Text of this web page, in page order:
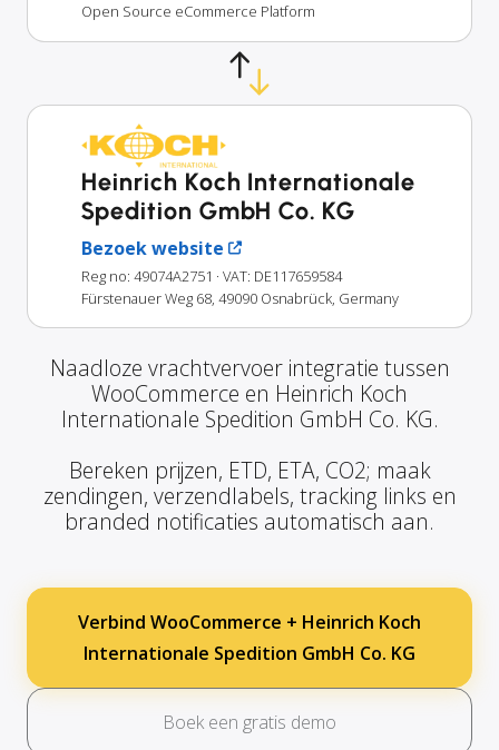
Open Source eCommerce Platform
Heinrich Koch Internationale
Spedition GmbH Co. KG
Bezoek website
Reg no: 49074A2751 · VAT: DE117659584
Fürstenauer Weg 68, 49090 Osnabrück, Germany
Naadloze vrachtvervoer integratie tussen
WooCommerce en Heinrich Koch
Internationale Spedition GmbH Co. KG.
Bereken prijzen, ETD, ETA, CO2; maak
zendingen, verzendlabels, tracking links en
branded notificaties automatisch aan.
Verbind WooCommerce + Heinrich Koch
Internationale Spedition GmbH Co. KG
Boek een gratis demo